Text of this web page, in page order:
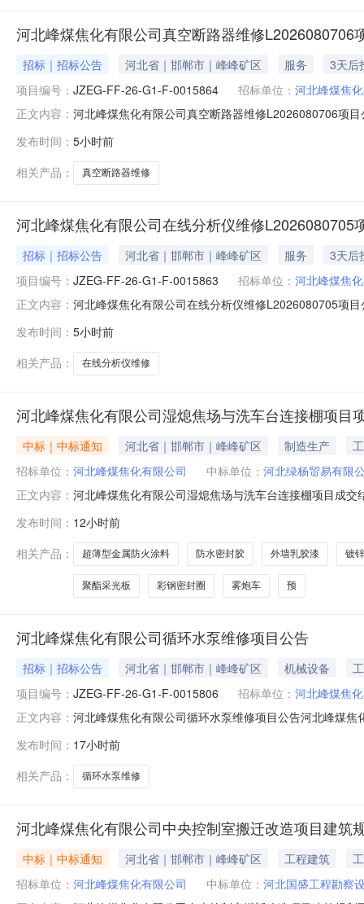
河北峰煤焦化有限公司真空断路器维修L2026080706
招标｜招标公告 河北省｜邯郸市｜峰峰矿区 服务
3天后
项目编号： JZEG-FF-26-G1-F-0015864 招标单位： 河北峰煤焦
正文内容： 河北峰煤焦化有限公司真空断路器维修L2026080706项
断路器维修VN3-12E1台接到甲方通知后30日内维修完
发布时间： 5小时前
相关产品：
真空断路器维修
河北峰煤焦化有限公司在线分析仪维修L2026080705
招标｜招标公告 河北省｜邯郸市｜峰峰矿区 服务
3天后
项目编号： JZEG-FF-26-G1-F-0015863 招标单位： 河北峰煤焦
正文内容： 河北峰煤焦化有限公司在线分析仪维修L2026080705项
分析仪维修TA50001台接到甲方通知后30日内维修完成
发布时间： 5小时前
相关产品：
在线分析仪维修
河北峰煤焦化有限公司湿熄焦场与洗车台连接棚项目
中标｜中标通知 河北省｜邯郸市｜峰峰矿区 制造生产
招标单位： 河北峰煤焦化有限公司 中标单位： 河北绿杨贸易有限
正文内容： 河北峰煤焦化有限公司湿熄焦场与洗车台连接棚项目成
发布时间： 12小时前
相关产品：
超薄型金属防火涂料 防水密封胶 外墙乳胶漆 镀
聚酯采光板 彩钢密封圈 雾炮车 预
河北峰煤焦化有限公司循环水泵维修项目公告
招标｜招标公告 河北省｜邯郸市｜峰峰矿区 机械设备
项目编号： JZEG-FF-26-G1-F-0015806 招标单位： 河北峰煤焦
正文内容： 河北峰煤焦化有限公司循环水泵维修项目公告河北峰煤
5日内维修完成项目要求：1.保证金金额：0元2.商务条
发布时间： 17小时前
相关产品：
循环水泵维修
河北峰煤焦化有限公司中央控制室搬迁改造项目建筑
中标｜中标通知 河北省｜邯郸市｜峰峰矿区 工程建筑
招标单位： 河北峰煤焦化有限公司 中标单位： 河北国盛工程勘察